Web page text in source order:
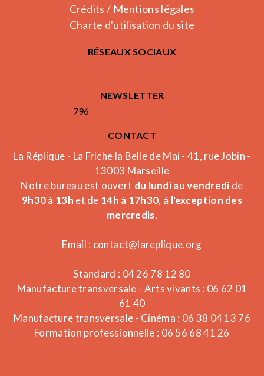
Crédits / Mentions légales
Charte d'utilisation du site
RÉSEAUX SOCIAUX
NEWSLETTER
796
CONTACT
La Réplique - La Friche la Belle de Mai - 41, rue Jobin -
13003 Marseille
Notre bureau est ouvert du lundi au vendredi de
9h30 à 13h et de 14h à 17h30, à l'exception des
mercredis.
Email : contact@lareplique.org
Standard : 04 26 78 12 80
Manufacture transversale - Arts vivants : 06 62 01
61 40
Manufacture transversale - Cinéma : 06 38 04 13 76
Formation professionnelle : 06 56 68 41 26